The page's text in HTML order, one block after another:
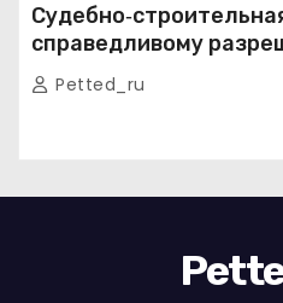
справедливому
строительных споров
Petted_ru